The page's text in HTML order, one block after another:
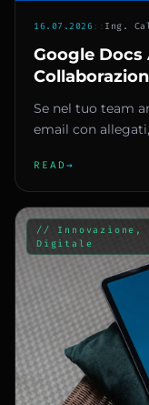
16.07.2026:: Ing.
Google Docs
che Fanno
Se nel tuo team
email con
READ →
// Innovazione,
Digitale